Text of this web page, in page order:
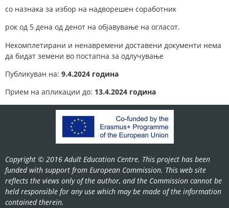
со назнака за избор на надворешен соработник
рок од 5 дена од денот на објавување на огласот.
Некомплетирани и ненавремени доставени документи нема
да бидат земени во постапна за одлучување
Публикуван на: 9.4.2024 година
Прием на апликации до: 13.4.2024 година
Copyright © 2016 Adult Education Centre. This project has been
funded with support from European Commission. This web site
reflects the views only of the author, and the Commission cannot be
held responsible for any use which may be made of the information
contained therein.